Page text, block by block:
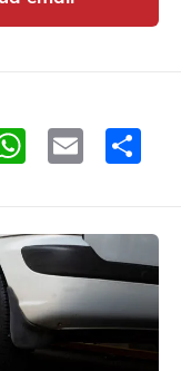
Email